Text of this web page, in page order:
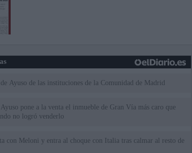
de Ayuso de las instituciones de la Comunidad de Madrid
pone a la venta el inmueble de Gran Vía más caro que
no logró venderlo
con Meloni y entra al choque con Italia tras calmar al resto de